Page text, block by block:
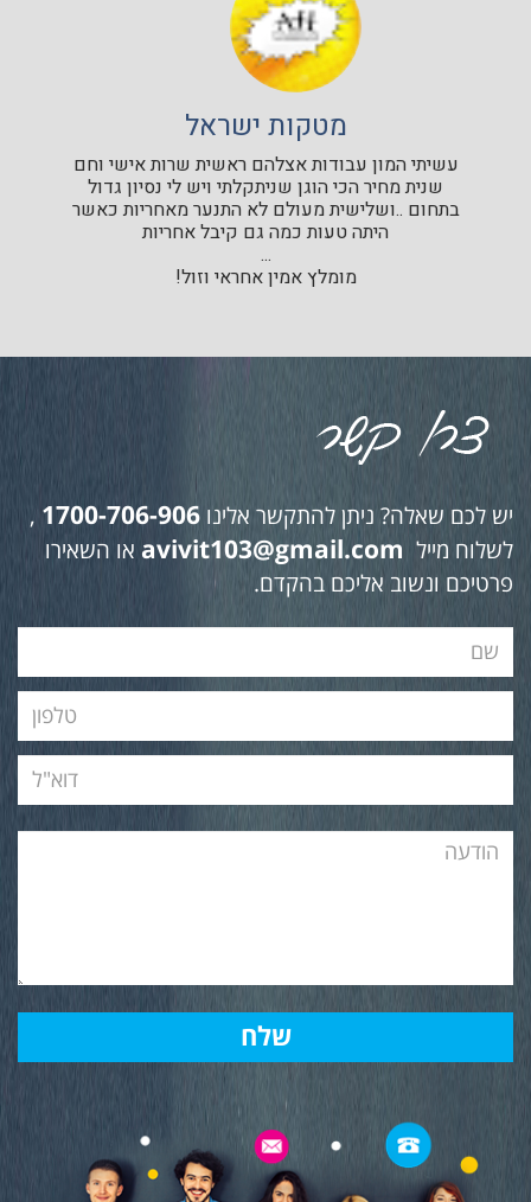
מטקות ישראל
עשיתי המון עבודות אצלהם ראשית שרות אישי וחם
שנית מחיר הכי הוגן שניתקלתי ויש לי נסיון גדול
בתחום ..ושלישית מעולם לא התנער מאחריות כאשר
היתה טעות כמה גם קיבל אחריות
...
מומלץ אמין אחראי וזול!
יש לכם שאלה? ניתן להתקשר אלינו 1700-706-906
,
לשלוח מייל avivit103@gmail.com או השאירו
פרטיכם ונשוב אליכם בהקדם.